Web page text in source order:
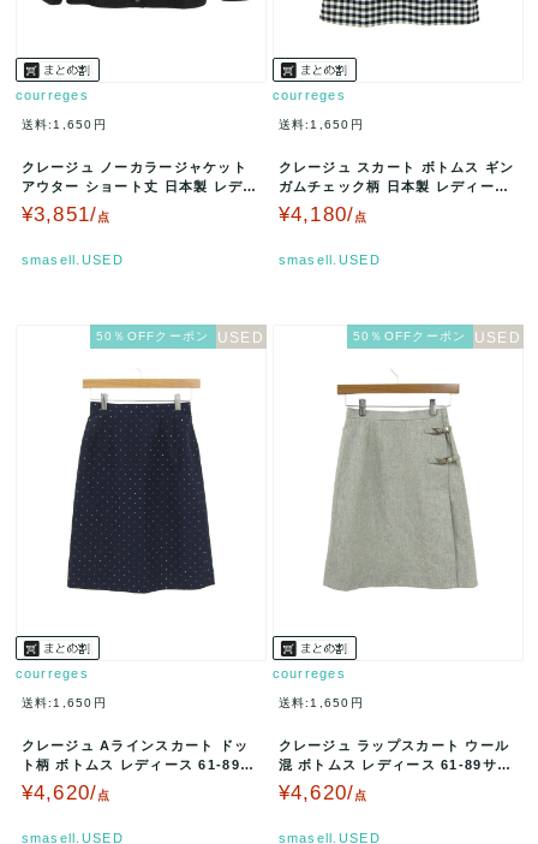
courreges
送料:1,650円
クレージュ ノーカラージャケット
アウター ショート丈 日本製 レディ
ース 9ARサイズ ブラック …
¥3,851/点
smasell.USED
courreges
送料:1,650円
クレージュ スカート ボトムス ギン
ガムチェック柄 日本製 レディース
61-89サイズ 紺×白 c…
¥4,180/点
smasell.USED
50％OFFクーポン
courreges
送料:1,650円
クレージュ Aラインスカート ドッ
ト柄 ボトムス レディース 61-89サ
イズ ネイビー courr…
¥4,620/点
smasell.USED
50％OFFクーポン
courreges
送料:1,650円
クレージュ ラップスカート ウール
混 ボトムス レディース 61-89サイ
ズ グレー courreg…
¥4,620/点
smasell.USED